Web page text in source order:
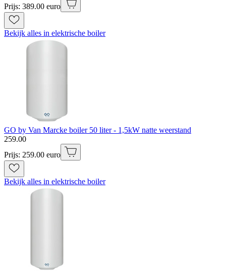
Prijs: 389.00 euro
Bekijk alles in elektrische boiler
GO by Van Marcke boiler 50 liter - 1,5kW natte weerstand
259.00
Prijs: 259.00 euro
Bekijk alles in elektrische boiler